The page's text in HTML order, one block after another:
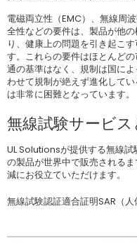
電磁両立性（EMC）、無線周
全性などの要件は、製品が他
り、健康上の問題を引き起こ
す。これらの要件はほとんど
通の基準はなく、規制は国に
わせて規制が絶えず進化して
は非常に困難となっています。
無線試験サービ
UL Solutionsが提供する無線
の製品が世界中で販売される
減にお役立ていただけます。
無線試験認証適合証明SAR（